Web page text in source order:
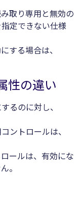
取り専用と無効の
定できない仕様
する場合は、
性の違い
るのに対し、
ントロールは、
ールは、有効にな
。